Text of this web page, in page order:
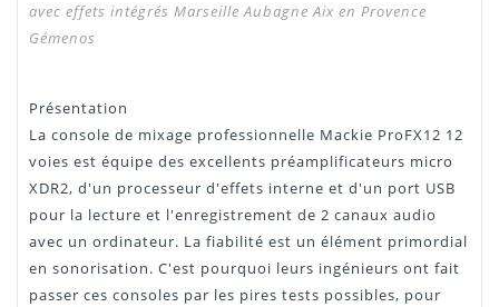
avec effets intégrés Marseille Aubagne Aix en Provence
Gémenos
Présentation
La console de mixage professionnelle Mackie ProFX12 12
voies est équipe des excellents préamplificateurs micro
XDR2, d'un processeur d'effets interne et d'un port USB
pour la lecture et l'enregistrement de 2 canaux audio
avec un ordinateur. La fiabilité est un élément primordial
en sonorisation. C'est pourquoi leurs ingénieurs ont fait
passer ces consoles par les pires tests possibles, pour